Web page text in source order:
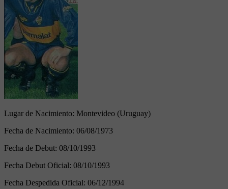
Lugar de Nacimiento: Montevideo (Uruguay)
Fecha de Nacimiento: 06/08/1973
Fecha de Debut: 08/10/1993
Fecha Debut Oficial: 08/10/1993
Fecha Despedida Oficial: 06/12/1994